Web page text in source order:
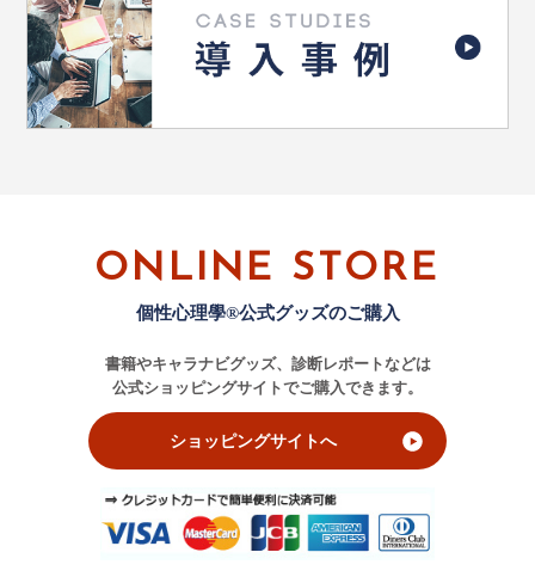
ONLINE STORE
個性心理學®公式グッズのご購入
書籍やキャラナビグッズ、診断レポートなどは
公式ショッピングサイトでご購入できます。
ショッピングサイトへ